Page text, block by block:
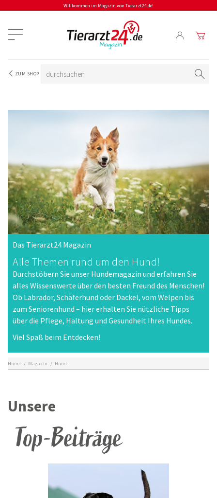
Willkommen im Magazin von Tierarzt24.de!
ZUM SHOP
Das Tierarzt24 Magazin
Alle Themen rund um den Hund!
Durchstöbern Sie unser Hundemagazin und erfahren Sie
alles Wissenswerte über den besten Freund des Menschen!
Ob Labrador, Schäferhund oder Dackel, vom Welpen bis
zum Seniorenhund – hier erhalten Sie nützliche Tipps
über die Pflege, Haltung und Gesundheit Ihres Hundes.
Viel Spaß beim Entdecken!
Home / Magazin / Hund
Unsere
Top-Beiträge